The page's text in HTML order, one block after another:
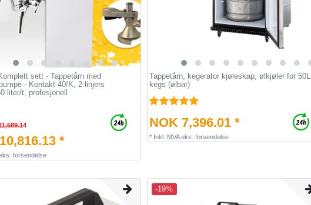
sett - Tappetårn med
- Kontakt 40/K, 2-linjers
liter/t, profesjonell
*
forsendelse
Tappetårn, kegerator kjøleskap, ølkjøler for 50L
kegs (ølbar)
NOK 7,396.01 *
* Inkl. MVAeks. forsendelse
-19%